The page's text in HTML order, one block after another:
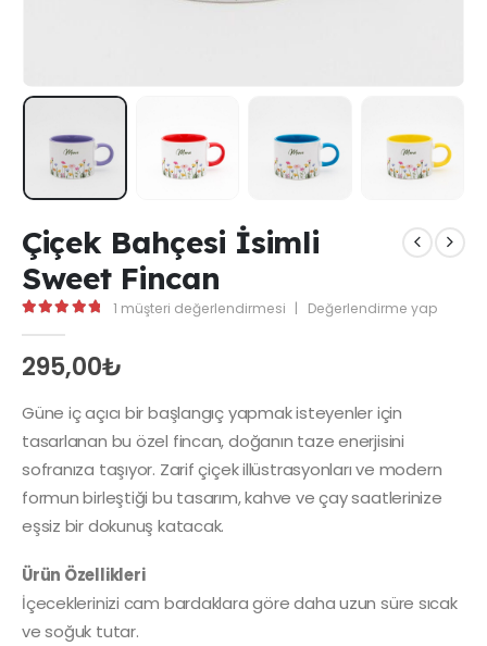
Çiçek Bahçesi İsimli
Sweet Fincan
1 müşteri değerlendirmesi | Değerlendirme yap
295,00₺
Güne iç açıcı bir başlangıç yapmak isteyenler için
tasarlanan bu özel fincan, doğanın taze enerjisini
sofranıza taşıyor. Zarif çiçek illüstrasyonları ve modern
formun birleştiği bu tasarım, kahve ve çay saatlerinize
eşsiz bir dokunuş katacak.
Ürün Özellikleri
İçeceklerinizi cam bardaklara göre daha uzun süre sıcak
ve soğuk tutar.